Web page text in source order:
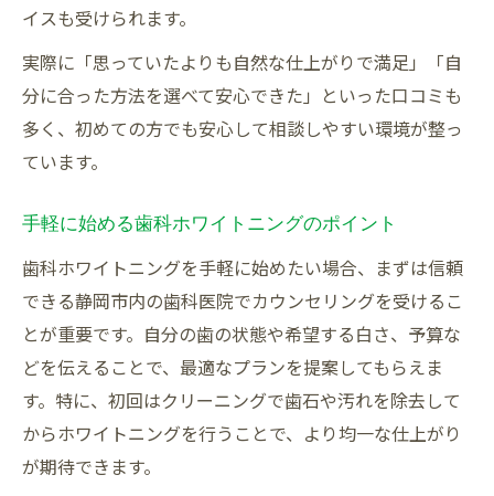
イスも受けられます。
実際に「思っていたよりも自然な仕上がりで満足」「自
分に合った方法を選べて安心できた」といった口コミも
多く、初めての方でも安心して相談しやすい環境が整っ
ています。
手軽に始める歯科ホワイトニングのポイント
歯科ホワイトニングを手軽に始めたい場合、まずは信頼
できる静岡市内の歯科医院でカウンセリングを受けるこ
とが重要です。自分の歯の状態や希望する白さ、予算な
どを伝えることで、最適なプランを提案してもらえま
す。特に、初回はクリーニングで歯石や汚れを除去して
からホワイトニングを行うことで、より均一な仕上がり
が期待できます。